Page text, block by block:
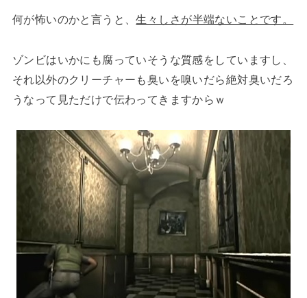
何が怖いのかと言うと、生々しさが半端ないことです。
ゾンビはいかにも腐っていそうな質感をしていますし、
それ以外のクリーチャーも臭いを嗅いだら絶対臭いだろ
うなって見ただけで伝わってきますからｗ